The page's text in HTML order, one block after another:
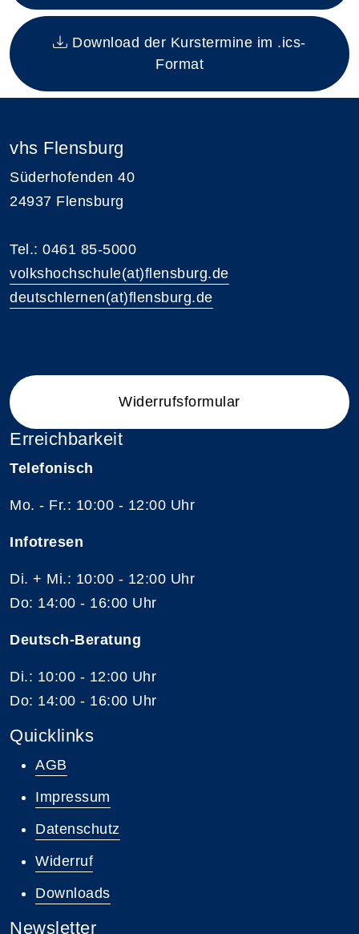
Download der Kurstermine im .ics-
Format
vhs Flensburg
Süderhofenden 40
24937 Flensburg
Tel.: 0461 85-5000
volkshochschule(at)flensburg.de
deutschlernen(at)flensburg.de
Widerrufsformular
Erreichbarkeit
Telefonisch
Mo. - Fr.: 10:00 - 12:00 Uhr
Infotresen
Di. + Mi.: 10:00 - 12:00 Uhr
Do: 14:00 - 16:00 Uhr
Deutsch-Beratung
Di.: 10:00 - 12:00 Uhr
Do: 14:00 - 16:00 Uhr
Quicklinks
AGB
Impressum
Datenschutz
Widerruf
Downloads
Newsletter